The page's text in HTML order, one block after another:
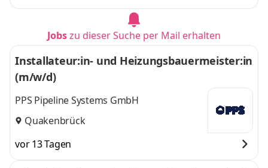
Jobszu dieser Suche per Mail erhalten
Installateur:in- und Heizungsbauermeister:in
(m/w/d)
PPS Pipeline Systems GmbH
Quakenbrück
vor 13 Tagen